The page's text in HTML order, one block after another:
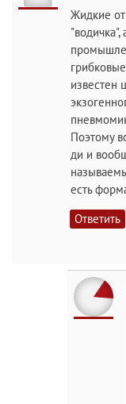
Жидкие
известен
Поэтому
ди и
есть
Ответить